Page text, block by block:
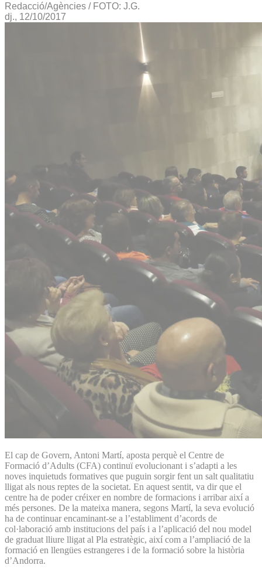
Redacció/Agències / FOTO: J.G.
dj., 12/10/2017
El cap de Govern, Antoni Martí, aposta perquè el Centre de
Formació d’Adults (CFA) continuï evolucionant i s’adapti a les
noves inquietuds formatives que puguin sorgir fent un salt qualitatiu
lligat als nous reptes de la societat. En aquest sentit, va dir que el
centre ha de poder créixer en nombre de formacions i arribar així a
més persones. De la mateixa manera, segons Martí, la seva evolució
ha de continuar encaminant-se a l’establiment d’acords de
col·laboració amb institucions del país i a l’aplicació del nou model
de graduat lliure lligat al Pla estratègic, així com a l’ampliació de la
formació en llengües estrangeres i de la formació sobre la història
d’Andorra.